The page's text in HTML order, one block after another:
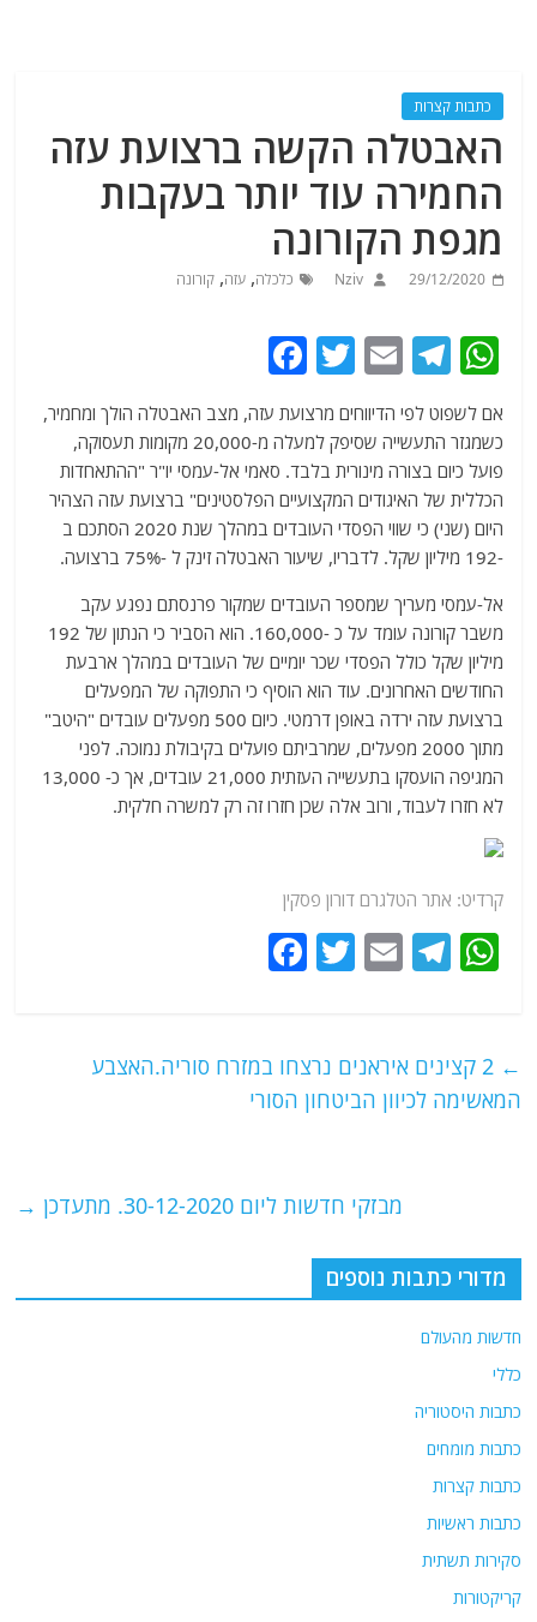
כתבות קצרות
האבטלה הקשה ברצועת עזה
החמירה עוד יותר בעקבות
מגפת הקורונה
29/12/2020
Nziv כלכלה,עזה,קורונה
W
at
s
A
p
p
T
e
g
ra
m
E
ai
l
T
itt
er
c
e
b
o
o
k
אם לשפוט לפי הדיווחים מרצועת עזה, מצב האבטלה הולך ומחמיר,
כשמגזר התעשייה שסיפק למעלה מ-20,000 מקומות תעסוקה,
פועל כיום בצורה מינורית בלבד. סאמי אל-עמסי יו"ר "ההתאחדות
הכללית של האיגודים המקצועיים הפלסטינים" ברצועת עזה הצהיר
היום (שני) כי שווי הפסדי העובדים במהלך שנת 2020 הסתכם ב
-192 מיליון שקל. לדבריו, שיעור האבטלה זינק ל -75% ברצועה.
אל-עמסי מעריך שמספר העובדים שמקור פרנסתם נפגע עקב
משבר קורונה עומד על כ -160,000. הוא הסביר כי הנתון של 192
מיליון שקל כולל הפסדי שכר יומיים של העובדים במהלך ארבעת
החודשים האחרונים. עוד הוא הוסיף כי התפוקה של המפעלים
ברצועת עזה ירדה באופן דרמטי. כיום 500 מפעלים עובדים "היטב"
מתוך 2000 מפעלים, שמרביתם פועלים בקיבולת נמוכה. לפני
המגיפה הועסקו בתעשייה העזתית 21,000 עובדים, אך כ- 13,000
לא חזרו לעבוד, ורוב אלה שכן חזרו זה רק למשרה חלקית.
קרדיט: אתר הטלגרם דורון פסקין
W
s
A
T
g
ra
E
l
T
er
e
b
k
←
2 קצינים איראנים נרצחו במזרח סוריה.האצבע
המאשימה לכיוון הביטחון הסורי
מבזקי חדשות ליום 30-12-2020. מתעדכן →
מדורי כתבות נוספים
חדשות מהעולם
כללי
כתבות היסטוריה
כתבות מומחים
כתבות קצרות
כתבות ראשיות
סקירות תשתית
קריקטורות